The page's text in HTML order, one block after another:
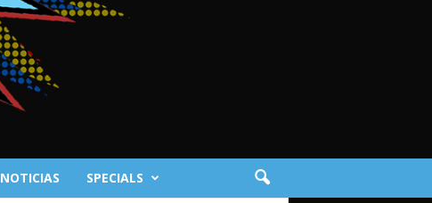
NOTICIAS SPECIALS